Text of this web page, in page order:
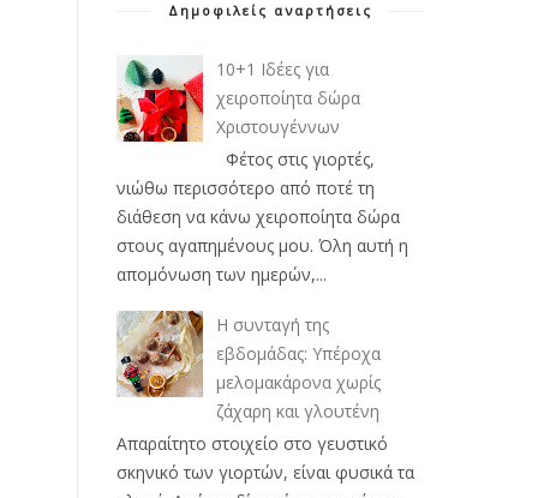
Δημοφιλείς αναρτήσεις
10+1 Ιδέες για
χειροποίητα δώρα
Χριστουγέννων
Φέτος στις γιορτές,
νιώθω περισσότερο από ποτέ τη
διάθεση να κάνω χειροποίητα δώρα
στους αγαπημένους μου. Όλη αυτή η
απομόνωση των ημερών,...
Η συνταγή της
εβδομάδας: Υπέροχα
μελομακάρονα χωρίς
ζάχαρη και γλουτένη
Απαραίτητο στοιχείο στο γευστικό
σκηνικό των γιορτών, είναι φυσικά τα